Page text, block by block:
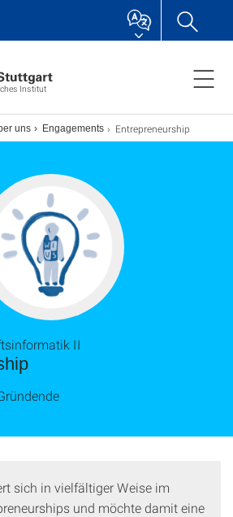
Institut
uns Engagements Entrepreneurship
II
sich in vielfältiger Weise im
und möchte damit eine